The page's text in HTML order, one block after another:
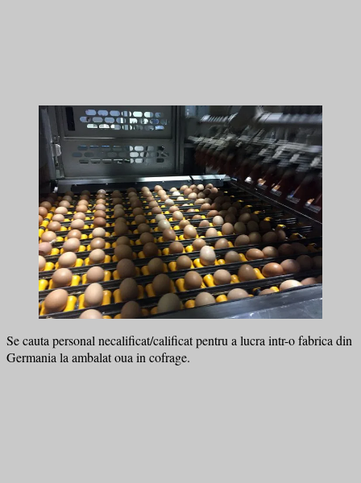
Se cauta personal necalificat/calificat pentru a lucra intr-o fabrica din
Germania la ambalat oua in cofrage.